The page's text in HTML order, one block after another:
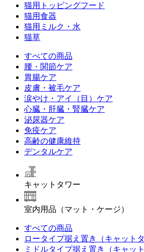
猫用トッピングフード
猫用食器
猫用ミルク・水
猫草
すべての商品
腰・関節ケア
胃腸ケア
皮膚・被毛ケア
涙やけ・アイ（目）ケア
心臓・肝臓・腎臓ケア
泌尿器ケア
免疫ケア
高齢の健康維持
デンタルケア
キャットタワー
室内用品（マット・ケージ）
すべての商品
ロータイプ据え置き（キャットタ
ミドルタイプ据え置き（キャッ